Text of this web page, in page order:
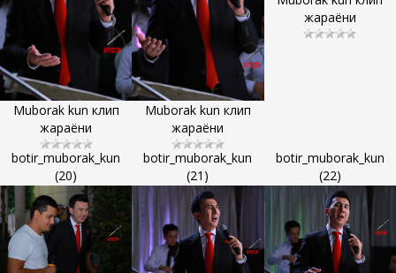
Muborak kun клип
жараёни
Muborak kun клип
жараёни
жараёни
botir_muborak_kun
(20)
botir_muborak_kun
(21)
botir_muborak_kun
(22)